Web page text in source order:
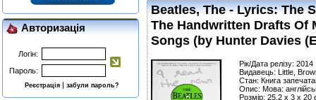
Авторизація
Логін:
Пароль:
Реєстрація |забули пароль?
Beatles, The - Lyrics: The
The Handwritten Drafts Of
Songs (by Hunter Davies
Рік/Дата релізу: 2014
Видавець: Little,
Стан: Книга
Опис: Мова:
Розмір: 25,2 x 3 x 20